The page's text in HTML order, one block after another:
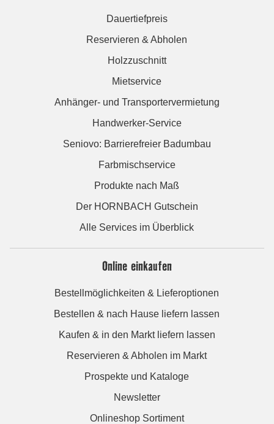
Dauertiefpreis
Reservieren & Abholen
Holzzuschnitt
Mietservice
Anhänger- und Transportervermietung
Handwerker-Service
Seniovo: Barrierefreier Badumbau
Farbmischservice
Produkte nach Maß
Der HORNBACH Gutschein
Alle Services im Überblick
Online einkaufen
Bestellmöglichkeiten & Lieferoptionen
Bestellen & nach Hause liefern lassen
Kaufen & in den Markt liefern lassen
Reservieren & Abholen im Markt
Prospekte und Kataloge
Newsletter
Onlineshop Sortiment